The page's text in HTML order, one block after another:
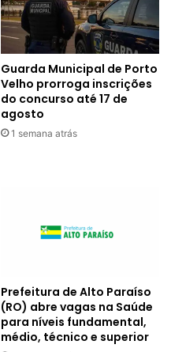
Guarda Municipal de Porto
Velho prorroga inscrições
do concurso até 17 de
agosto
1 semana atrás
Prefeitura de Alto Paraíso
(RO) abre vagas na Saúde
para níveis fundamental,
médio, técnico e superior